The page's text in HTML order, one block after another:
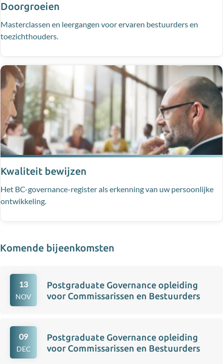
Doorgroeien
Masterclassen en leergangen voor ervaren bestuurders en
toezichthouders.
Kwaliteit bewijzen
Het BC-governance-register als erkenning van uw persoonlijke
ontwikkeling.
Komende bijeenkomsten
13
NOV
Postgraduate Governance opleiding
voor Commissarissen en Bestuurders
09
DEC
Postgraduate Governance opleiding
voor Commissarissen en Bestuurders